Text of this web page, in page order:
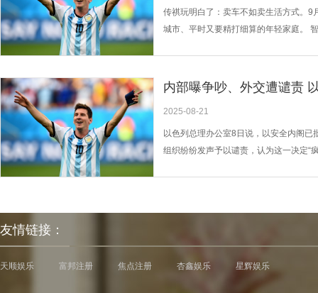
传祺玩明白了：卖车不如卖生活方式。
城市、平时又要精打细算的年轻家庭。
内部曝争吵、外交遭谴责
2025-08-21
以色列总理办公室8日说，以安全内阁已
组织纷纷发声予以谴责，认为这一决定“
友情链接：
天顺娱乐 富邦注册 焦点注册 杏鑫娱乐 星辉娱乐